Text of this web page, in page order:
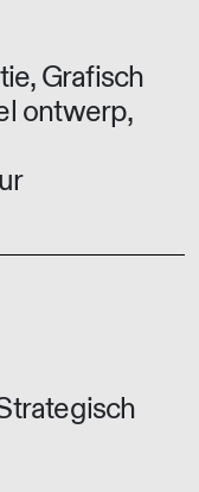
Grafisch
ontwerp,